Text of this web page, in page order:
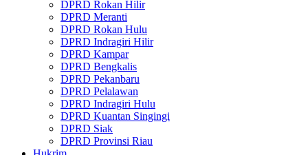
DPRD Rokan Hilir
DPRD Meranti
DPRD Rokan Hulu
DPRD Indragiri Hilir
DPRD Kampar
DPRD Bengkalis
DPRD Pekanbaru
DPRD Pelalawan
DPRD Indragiri Hulu
DPRD Kuantan Singingi
DPRD Siak
DPRD Provinsi Riau